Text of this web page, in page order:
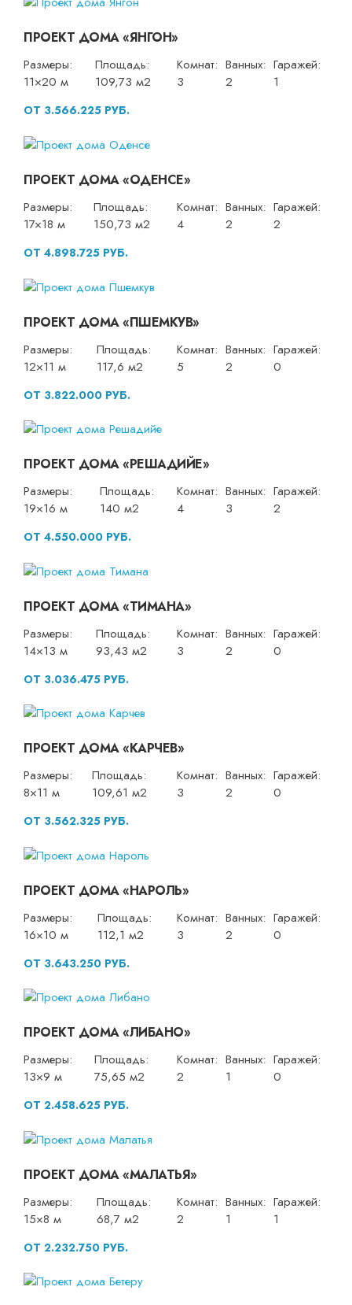
ПРОЕКТ ДОМА «ЯНГОН»
Размеры:
11×20 м
Площадь:
109,73 м2
Комнат:
3
Ванных:
2
Гаражей:
1
ОТ 3.566.225 РУБ.
ПРОЕКТ ДОМА «ОДЕНСЕ»
Размеры:
17×18 м
Площадь:
150,73 м2
Комнат:
4
Ванных:
2
Гаражей:
2
ОТ 4.898.725 РУБ.
ПРОЕКТ ДОМА «ПШЕМКУВ»
Размеры:
12×11 м
Площадь:
117,6 м2
Комнат:
5
Ванных:
2
Гаражей:
0
ОТ 3.822.000 РУБ.
ПРОЕКТ ДОМА «РЕШАДИЙЕ»
Размеры:
19×16 м
Площадь:
140 м2
Комнат:
4
Ванных:
3
Гаражей:
2
ОТ 4.550.000 РУБ.
ПРОЕКТ ДОМА «ТИМАНА»
Размеры:
14×13 м
Площадь:
93,43 м2
Комнат:
3
Ванных:
2
Гаражей:
0
ОТ 3.036.475 РУБ.
ПРОЕКТ ДОМА «КАРЧЕВ»
Размеры:
8×11 м
Площадь:
109,61 м2
Комнат:
3
Ванных:
2
Гаражей:
0
ОТ 3.562.325 РУБ.
ПРОЕКТ ДОМА «НАРОЛЬ»
Размеры:
16×10 м
Площадь:
112,1 м2
Комнат:
3
Ванных:
2
Гаражей:
0
ОТ 3.643.250 РУБ.
ПРОЕКТ ДОМА «ЛИБАНО»
Размеры:
13×9 м
Площадь:
75,65 м2
Комнат:
2
Ванных:
1
Гаражей:
0
ОТ 2.458.625 РУБ.
ПРОЕКТ ДОМА «МАЛАТЬЯ»
Размеры:
15×8 м
Площадь:
68,7 м2
Комнат:
2
Ванных:
1
Гаражей:
1
ОТ 2.232.750 РУБ.